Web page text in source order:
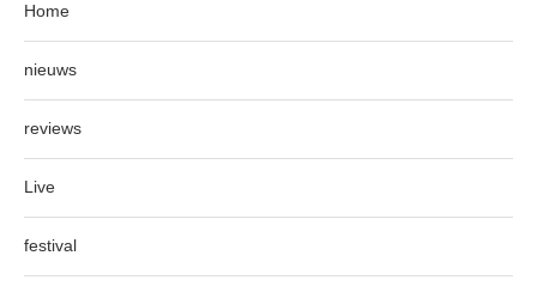
Home
nieuws
reviews
Live
festival